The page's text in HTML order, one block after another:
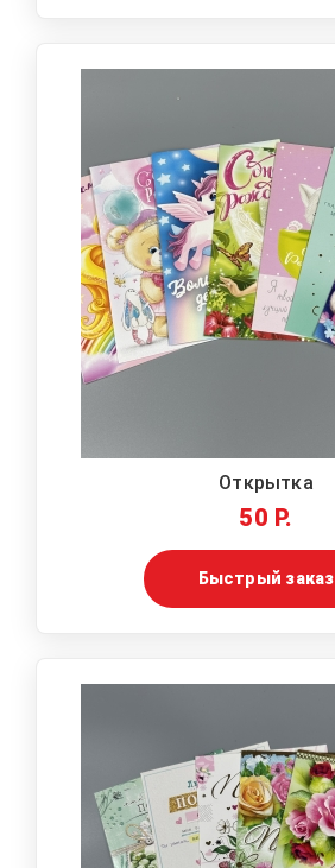
Открытка
50 Р.
Быстрый заказ